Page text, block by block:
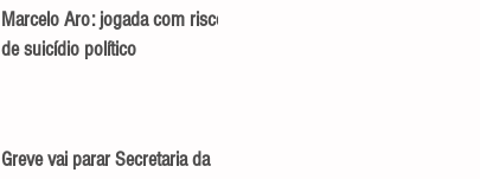
Marcelo Aro: jogada com risco
de suicídio político
Greve vai parar Secretaria da